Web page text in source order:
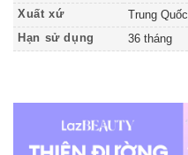
Xuất xứ
Trung Quốc
Hạn sử dụng
36 tháng